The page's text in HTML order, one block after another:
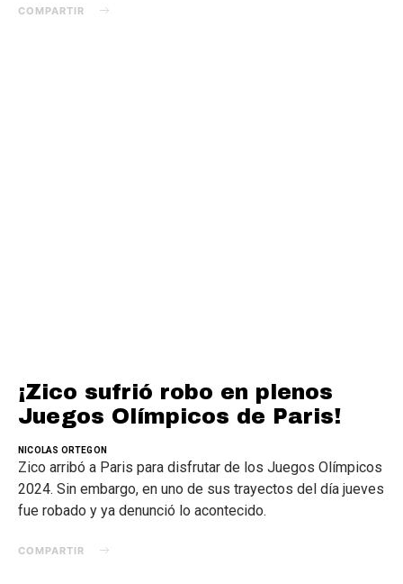
COMPARTIR
¡Zico sufrió robo en plenos
Juegos Olímpicos de Paris!
NICOLAS ORTEGON
Zico arribó a Paris para disfrutar de los Juegos Olímpicos
2024. Sin embargo, en uno de sus trayectos del día jueves
fue robado y ya denunció lo acontecido.
COMPARTIR